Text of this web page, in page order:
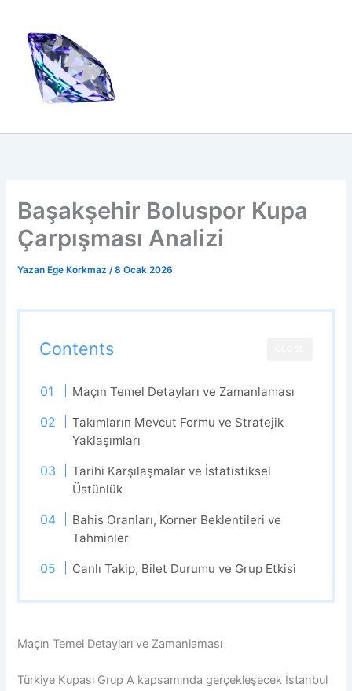
Başakşehir Boluspor Kupa
Çarpışması Analizi
Yazan Ege Korkmaz/8 Ocak 2026
Contents
Maçın Temel Detayları ve Zamanlaması
Takımların Mevcut Formu ve Stratejik
Yaklaşımları
Tarihi Karşılaşmalar ve İstatistiksel
Üstünlük
Bahis Oranları, Korner Beklentileri ve
Tahminler
Canlı Takip, Bilet Durumu ve Grup Etkisi
Maçın Temel Detayları ve Zamanlaması
Türkiye Kupası Grup A kapsamında gerçekleşecek İstanbul